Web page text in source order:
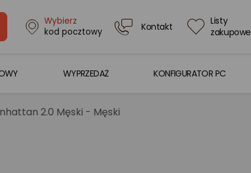
Wybierz
kod pocztowy
Kontakt
Listy
zakupowe
WYPRZEDAŻ KONFIGURATOR PC
2.0 Męski - Męski